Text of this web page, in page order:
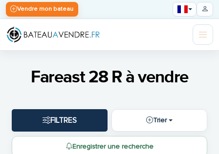
Vendre mon bateau
Fareast 28 R à vendre
FILTRES Trier
Enregistrer une recherche